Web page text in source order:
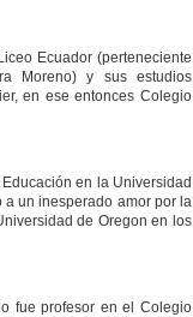
Ecuador (perteneciente
Moreno) y sus estudios
en ese entonces Colegio
en la Universidad
a un inesperado amor por la
de Oregon en los
fue profesor en el Colegio